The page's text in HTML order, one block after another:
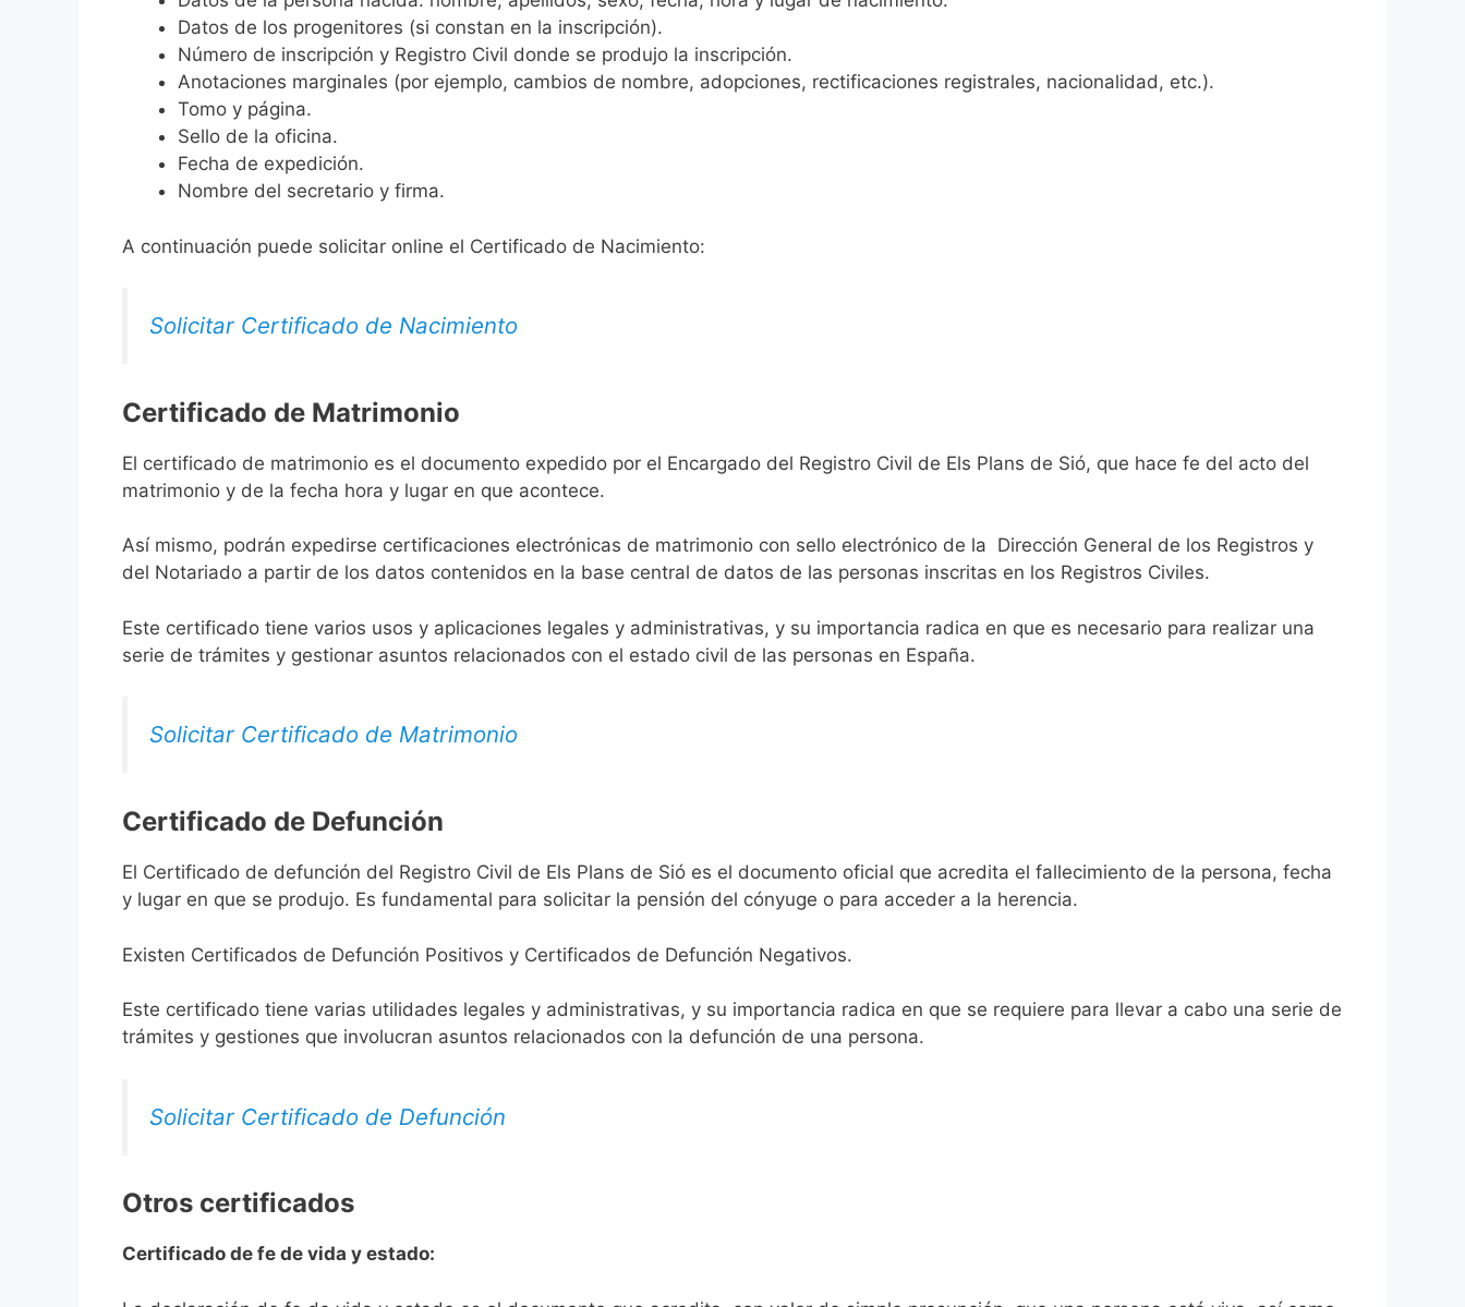
Datos de los progenitores (si constan en la inscripción).
Número de inscripción y Registro Civil donde se produjo la inscripción.
Anotaciones marginales (por ejemplo, cambios de nombre, adopciones, rectificaciones registrales, nacionalidad, etc.).
Tomo y página.
Sello de la oficina.
Fecha de expedición.
Nombre del secretario y firma.
A continuación puede solicitar online el Certificado de Nacimiento:
Solicitar Certificado de Nacimiento
Certificado de Matrimonio
El certificado de matrimonio es el documento expedido por el Encargado del Registro Civil de Els Plans de Sió, que hace fe del acto del
matrimonio y de la fecha hora y lugar en que acontece.
Así mismo, podrán expedirse certificaciones electrónicas de matrimonio con sello electrónico de la Dirección General de los Registros y
del Notariado a partir de los datos contenidos en la base central de datos de las personas inscritas en los Registros Civiles.
Este certificado tiene varios usos y aplicaciones legales y administrativas, y su importancia radica en que es necesario para realizar una
serie de trámites y gestionar asuntos relacionados con el estado civil de las personas en España.
Solicitar Certificado de Matrimonio
Certificado de Defunción
El Certificado de defunción del Registro Civil de Els Plans de Sió es el documento oficial que acredita el fallecimiento de la persona, fecha
y lugar en que se produjo. Es fundamental para solicitar la pensión del cónyuge o para acceder a la herencia.
Existen Certificados de Defunción Positivos y Certificados de Defunción Negativos.
Este certificado tiene varias utilidades legales y administrativas, y su importancia radica en que se requiere para llevar a cabo una serie de
trámites y gestiones que involucran asuntos relacionados con la defunción de una persona.
Solicitar Certificado de Defunción
Otros certificados
Certificado de fe de vida y estado: